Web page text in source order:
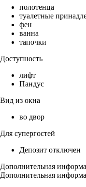
полотенца
туалетные
фен
ванна
тапочки
Доступность
лифт
Пандус
Вид из окна
во двор
Для супергостей
Депозит отключен
Дополнительная
Дополнительная